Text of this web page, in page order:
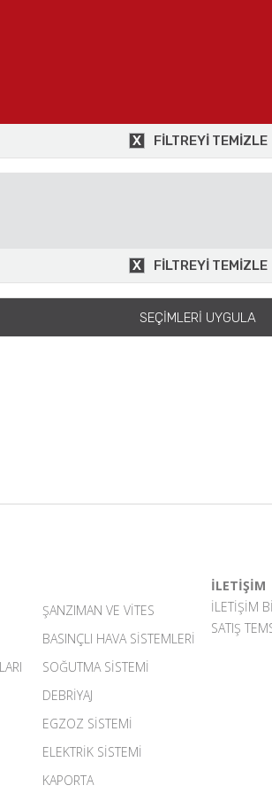
FILTREYI TEMIZLE
FILTREYI TEMIZLE
SEÇIMLERI UYGULA
ŞANZIMAN VE VITES
BASINÇLI HAVA SISTEMLERI
SOĞUTMA SISTEMI
DEBRIYAJ
EGZOZ SISTEMI
ELEKTRIK SISTEMI
KAPORTA
İLETİŞİM
İLETIŞIM
SATIŞ